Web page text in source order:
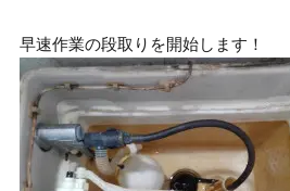
早速作業の段取りを開始します！